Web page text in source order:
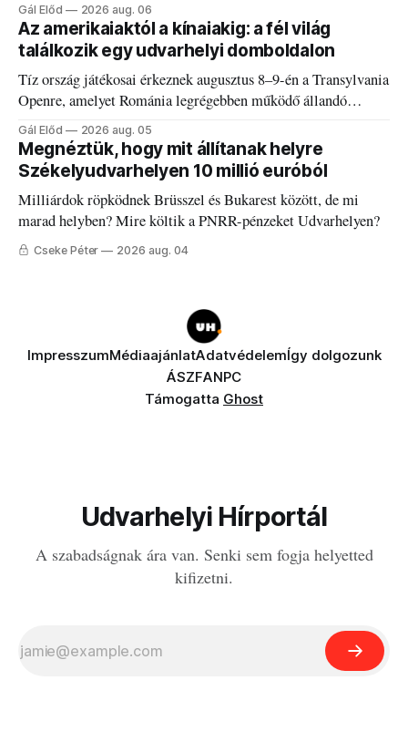
Gál Előd 2026 aug. 06
Az amerikaiaktól a kínaiakig: a fél világ
találkozik egy udvarhelyi domboldalon
Tíz ország játékosai érkeznek augusztus 8–9-én a Transylvania
Openre, amelyet Románia legrégebben működő állandó
discgolfpályáján rendeznek meg.
Gál Előd 2026 aug. 05
Megnéztük, hogy mit állítanak helyre
Székelyudvarhelyen 10 millió euróból
Milliárdok röpködnek Brüsszel és Bukarest között, de mi
marad helyben? Mire költik a PNRR-pénzeket Udvarhelyen?
Cseke Péter 2026 aug. 04
ImpresszumMédiaajánlatAdatvédelemÍgy dolgozunk
ÁSZFANPC
Támogatta Ghost
Udvarhelyi Hírportál
A szabadságnak ára van. Senki sem fogja helyetted
kifizetni.